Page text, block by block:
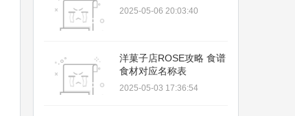
2025-05-06 20:03:40
洋菓子店ROSE攻略 食谱
食材对应名称表
2025-05-03 17:36:54